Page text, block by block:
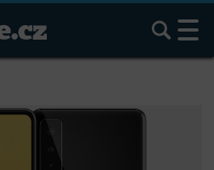
Hledat